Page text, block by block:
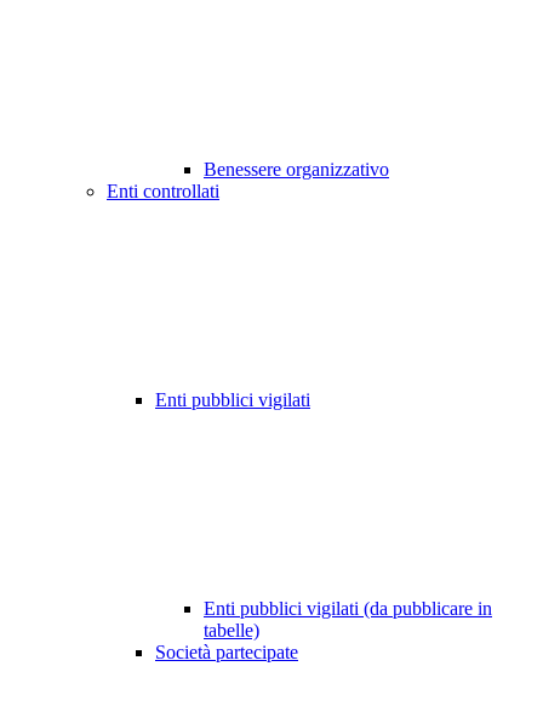
Benessere organizzativo
Enti controllati
Enti pubblici vigilati
Enti pubblici vigilati (da pubblicare in
tabelle)
Società partecipate